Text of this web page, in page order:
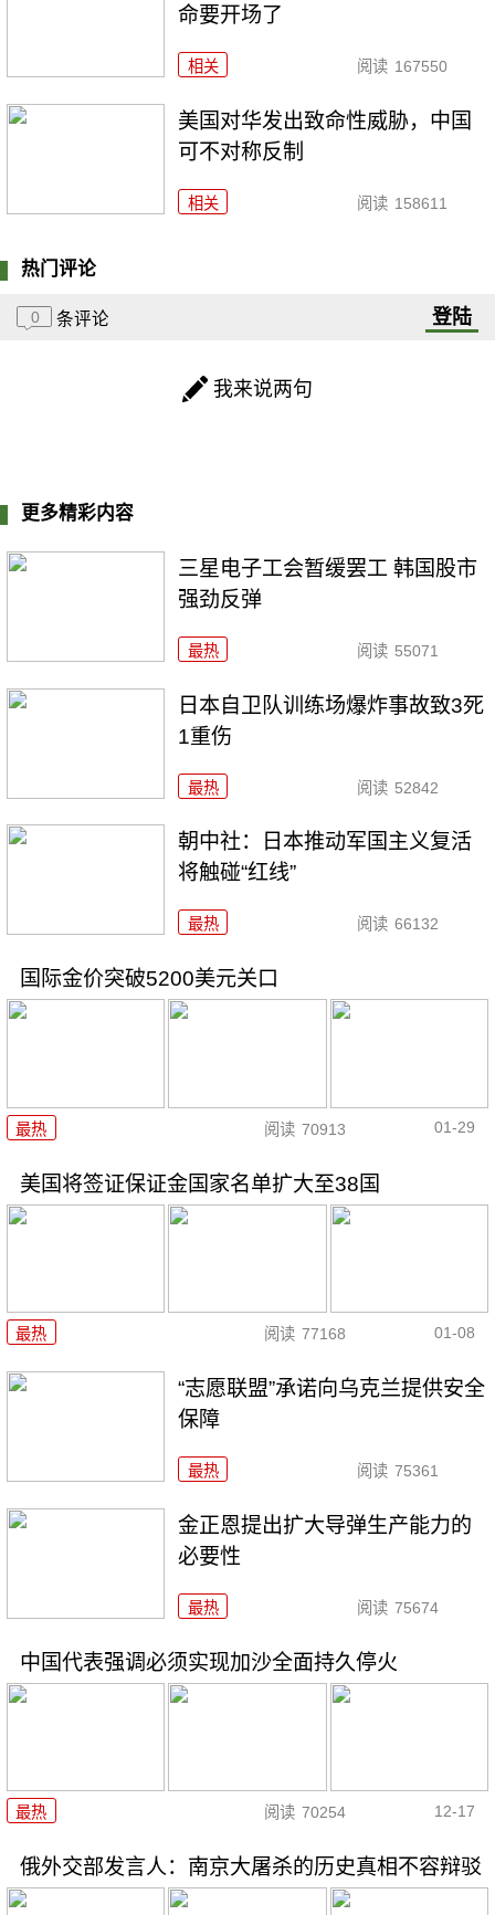
命要开场了
相关 阅读 167550
美国对华发出致命性威胁，中国
可不对称反制
相关 阅读 158611
热门评论
0 条评论 登陆
我来说两句
更多精彩内容
三星电子工会暂缓罢工 韩国股市
强劲反弹
最热 阅读 55071
日本自卫队训练场爆炸事故致3死
1重伤
最热 阅读 52842
朝中社：日本推动军国主义复活
将触碰“红线”
最热 阅读 66132
国际金价突破5200美元关口
最热 阅读 70913 01-29
美国将签证保证金国家名单扩大至38国
最热 阅读 77168 01-08
“志愿联盟”承诺向乌克兰提供安全
保障
最热 阅读 75361
金正恩提出扩大导弹生产能力的
必要性
最热 阅读 75674
中国代表强调必须实现加沙全面持久停火
最热 阅读 70254 12-17
俄外交部发言人：南京大屠杀的历史真相不容辩驳